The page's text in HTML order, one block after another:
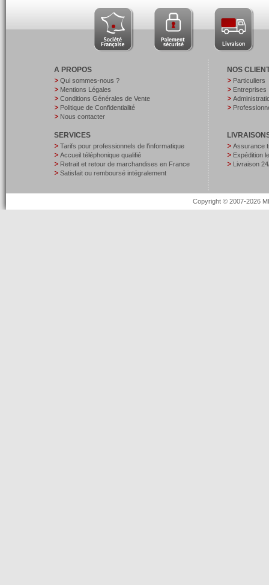
A PROPOS
Qui sommes-nous ?
Mentions Légales
Conditions Générales de Vente
Politique de Confidentialité
Nous contacter
SERVICES
Tarifs pour professionnels de l’informatique
Accueil téléphonique qualifié
Retrait et retour de marchandises en France
Satisfait ou remboursé intégralement
NOS
Particuliers
Entreprises
Assurance
Expédition
Livraison
Copyright © 2007-2026